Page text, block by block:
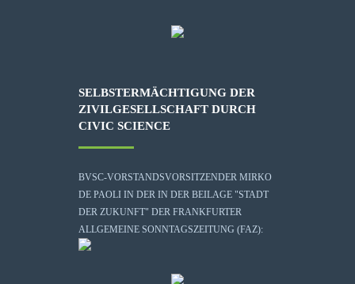
SELBSTERMÄCHTIGUNG DER
ZIVILGESELLSCHAFT DURCH
CIVIC SCIENCE
BVSC-VORSTANDSVORSITZENDER MIRKO
DE PAOLI IN DER IN DER BEILAGE "STADT
DER ZUKUNFT" DER FRANKFURTER
ALLGEMEINE SONNTAGSZEITUNG (FAZ):